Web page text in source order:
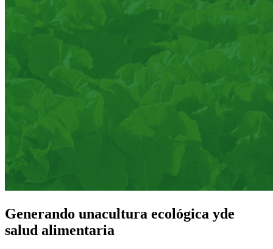
Generando unacultura ecológica yde
salud alimentaria